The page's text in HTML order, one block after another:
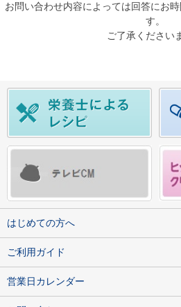
お問い合わせ内容によっては回答にお
す。
ご了承ください
はじめての方へ
ご利用ガイド
営業日カレンダー